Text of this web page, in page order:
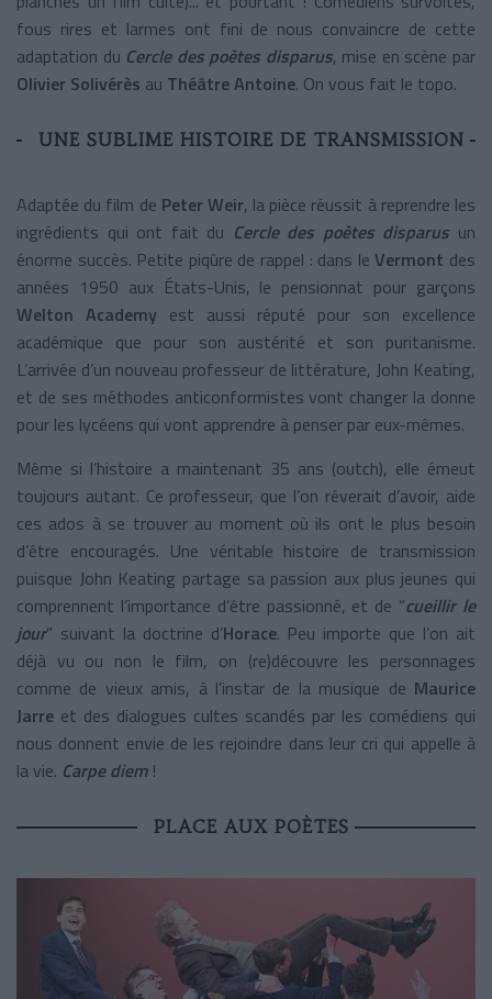
fous rires et larmes ont fini de nous convaincre de cette
adaptation du Cercle des poètes disparus, mise en scène par
Olivier Solivérès au Théâtre Antoine. On vous fait le topo.
UNE SUBLIME HISTOIRE DE TRANSMISSION
Adaptée du film de Peter Weir, la pièce réussit à reprendre les
ingrédients qui ont fait du Cercle des poètes disparus un
énorme succès. Petite piqûre de rappel : dans leVermont des
années 1950 aux États-Unis, le pensionnat pour garçons
Welton Academy est aussi réputé pour son excellence
académique que pour son austérité et son puritanisme.
L’arrivée d’un nouveau professeur de littérature, John Keating,
et de ses méthodes anticonformistes vont changer la donne
pour les lycéens qui vont apprendre à penser par eux-mêmes.
Même si l’histoire a maintenant 35 ans (outch), elle émeut
toujours autant. Ce professeur, que l’on rêverait d’avoir, aide
ces ados à se trouver au moment où ils ont le plus besoin
d’être encouragés. Une véritable histoire de transmission
puisque John Keating partage sa passion aux plus jeunes qui
comprennent l’importance d’être passionné, et de “cueillir le
jour” suivant la doctrine d’Horace. Peu importe que l’on ait
déjà vu ou non le film, on (re)découvre les personnages
comme de vieux amis, à l’instar de la musique de Maurice
Jarre et des dialogues cultes scandés par les comédiens qui
nous donnent envie de les rejoindre dans leur cri qui appelle à
la vie. Carpe diem !
PLACE AUX POÈTES